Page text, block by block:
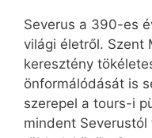
Severus a 390-es
világi életről. Szent
keresztény
önformálódását is
szerepel a tours-i
mindent